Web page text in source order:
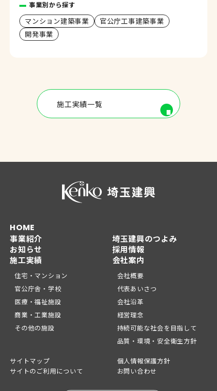
事業別から探す
マンション建築事業
官公庁工事建築事業
開発事業
施工実績一覧
HOME
事業紹介
埼玉建興のつよみ
お知らせ
採用情報
施工実績
住宅・マンション
官公庁舎・学校
医療・福祉施設
商業・工業施設
その他の施設
会社案内
会社概要
代表あいさつ
会社沿革
経営理念
持続可能な社会を目指して
品質・環境・安全衛生方針
サイトマップ
個人情報保護方針
サイトのご利用について
お問い合わせ